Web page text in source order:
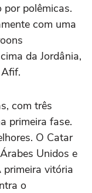
polêmicas.
com uma
da Jordânia,
com três
primeira fase.
O Catar
Unidos e
vitória
o